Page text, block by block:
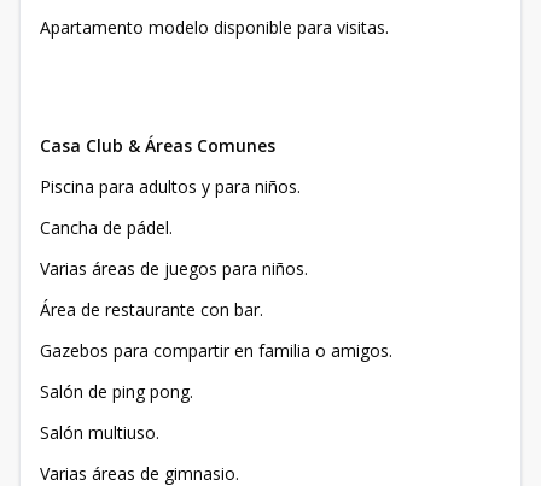
Apartamento modelo disponible para visitas.
Casa Club & Áreas Comunes
Piscina para adultos y para niños.
Cancha de pádel.
Varias áreas de juegos para niños.
Área de restaurante con bar.
Gazebos para compartir en familia o amigos.
Salón de ping pong.
Salón multiuso.
Varias áreas de gimnasio.